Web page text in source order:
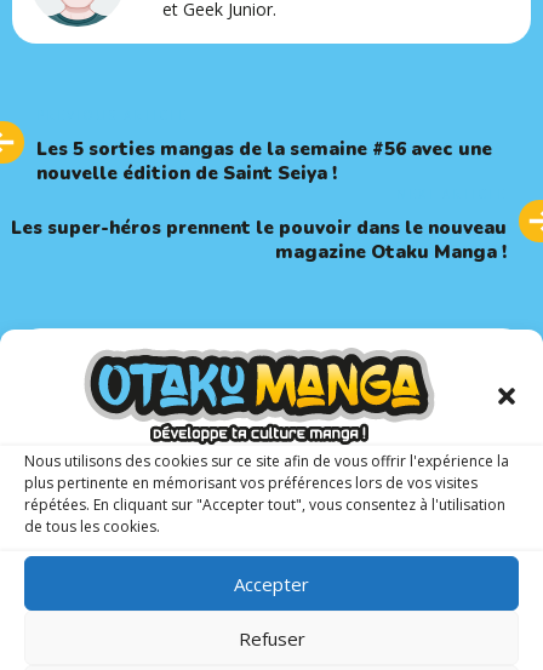
Nous utilisons des cookies sur ce site afin de vous offrir l'expérience la
plus pertinente en mémorisant vos préférences lors de vos visites
répétées. En cliquant sur "Accepter tout", vous consentez à l'utilisation
de tous les cookies.
Accepter
Refuser
et Geek Junior.
Article
Les 5 sorties mangas de la semaine #56 avec une
nouvelle édition de Saint Seiya !
Article
Les super-héros prennent le pouvoir dans le nouveau
magazine Otaku Manga !
Clique sur la couverture et découvre le
dernier numéro !